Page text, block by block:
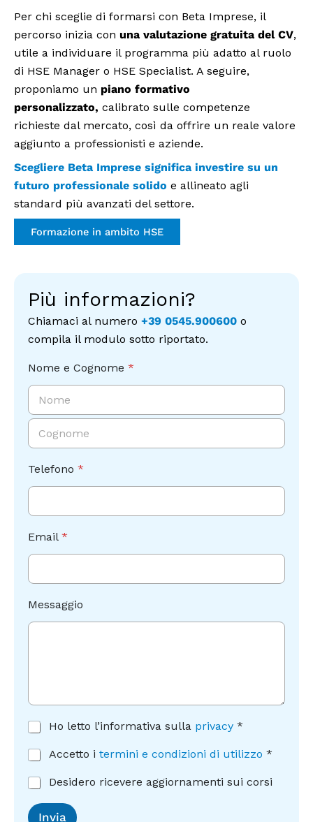
Per chi sceglie di formarsi con Beta Imprese, il
percorso inizia con una valutazione gratuita del CV,
utile a individuare il programma più adatto al ruolo
di HSE Manager o HSE Specialist. A seguire,
proponiamo un piano formativo
personalizzato, calibrato sulle competenze
richieste dal mercato, così da offrire un reale valore
aggiunto a professionisti e aziende.
Scegliere Beta Imprese significa investire su un
futuro professionale solido e allineato agli
standard più avanzati del settore.
Formazione in ambito HSE
Più informazioni?
Chiamaci al numero +39 0545.900600 o
compila il modulo sotto riportato.
Nome e Cognome *
Nome
Telefono *
Email *
Messaggio
m
a
r
k
t
n
A
c
e
t
t
a
z
Ho letto l’informativa sulla privacy *
A
c
e
t
Accetto i termini e condizioni di utilizzo *
C
n
Desidero ricevere aggiornamenti sui corsi
Invia